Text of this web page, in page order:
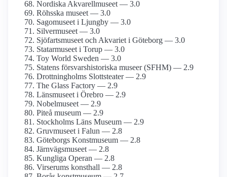
Nordiska Akvarellmuseet — 3.0
Röhsska museet — 3.0
Sagomuseet i Ljungby — 3.0
Silvermuseet — 3.0
Sjöfartsmuseet och Akvariet i Göteborg — 3.0
Statarmuseet i Torup — 3.0
Toy World Sweden — 3.0
Statens försvars­historiska museer (SFHM) — 2.9
Drottning­holms Slottsteater — 2.9
The Glass Factory — 2.9
Länsmuseet i Örebro — 2.9
Nobelmuseet — 2.9
Piteå museum — 2.9
Stockholms Läns Museum — 2.9
Gruvmuseet i Falun — 2.8
Göteborgs Konstmuseum — 2.8
Järnvägs­museet — 2.8
Kungliga Operan — 2.8
Virserums konsthall — 2.8